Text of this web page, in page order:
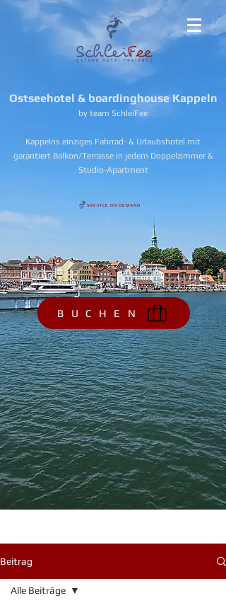
Ostseehotel & boardinghouse Kappeln
by team SchleiFee
Kappelns einziges Fahrrad- & Urlaubshotel mit
garantiert Balkon/Terrasse in jedem Doppelzimmer &
Studio-Apartment
SERVICE ON DEMAND
B U C H E N
Beitrag
Alle Beiträge